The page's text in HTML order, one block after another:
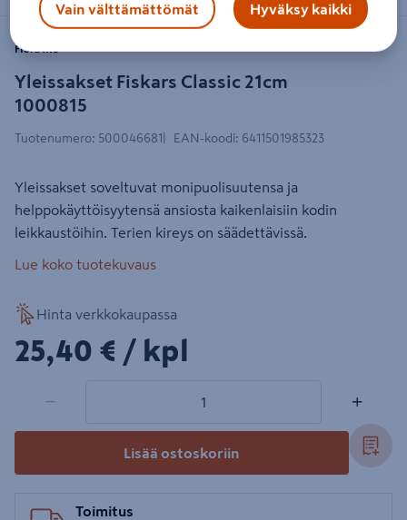
Yleissakset Fiskars Classic 21cm
1000815
FISKARS
Tuotenumero: 500046681 EAN-koodi: 6411501985323
Yleissakset soveltuvat monipuolisuutensa ja
helppokäyttöisyytensä ansiosta kaikenlaisiin kodin
leikkaustöihin. Terien kireys on säädettävissä.
Lue koko tuotekuvaus
Hinta verkkokaupassa
25,40€/kpl
25,40 € / kpl
− +
Lisää ostoskoriin
Toimitus
Vain välttämättömät Hyväksy kaikki